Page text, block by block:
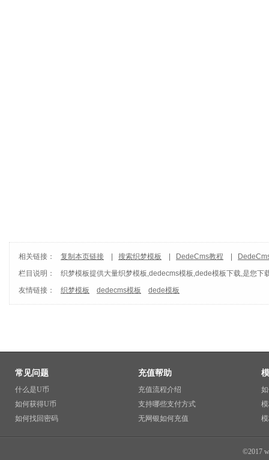
相关链接： 复制本页链接 搜索织梦模板 DedeCms教程
栏目说明：
织梦模板提供大量织梦模板,dedecms模板,dede模板下载,是您
友情链接：
织梦模板 dedecms模板 dede模板
常见问题
什么是U币
如何获得U币
如何找回密码
充值帮助
充值流程介绍
支持哪些支付方式
无网银如何充值
©2017